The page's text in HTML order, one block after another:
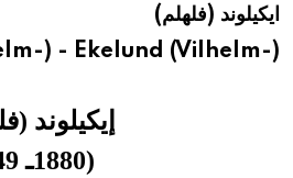
هيئة الموسوعة العربية تطلقايكيلوند (فلهلم)
) - Ekelund (Vilhelm-)
إيكيلوند
(1880ـ 1949